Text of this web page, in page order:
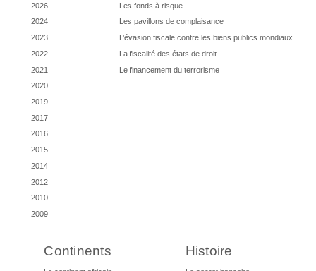
2026
2024
2023
2022
2021
2020
2019
2017
2016
2015
2014
2012
2010
2009
Les fonds à risque
Les pavillons de complaisance
L’évasion fiscale contre les biens publics mondiaux
La fiscalité des états de droit
Le financement du terrorisme
Continents Histoire